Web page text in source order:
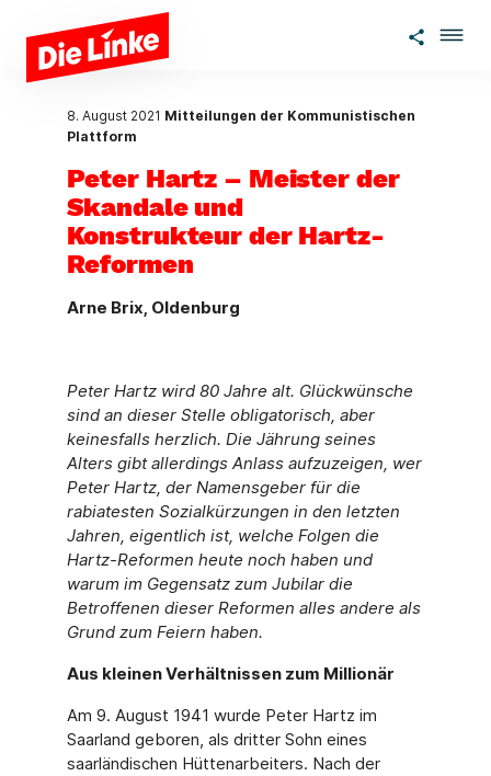
Zum Hauptinhalt springen
8. August 2021 Mitteilungen der Kommunistischen
Plattform
Peter Hartz – Meister der
Skandale und
Konstrukteur der Hartz-
Reformen
Arne Brix, Oldenburg
Peter Hartz wird 80 Jahre alt. Glückwünsche
sind an dieser Stelle obligatorisch, aber
keinesfalls herzlich. Die Jährung seines
Alters gibt allerdings Anlass aufzuzeigen, wer
Peter Hartz, der Namensgeber für die
rabiatesten Sozialkürzungen in den letzten
Jahren, eigentlich ist, welche Folgen die
Hartz-Reformen heute noch haben und
warum im Gegensatz zum Jubilar die
Betroffenen dieser Reformen alles andere als
Grund zum Feiern haben.
Aus kleinen Verhältnissen zum Millionär
Am 9. August 1941 wurde Peter Hartz im
Saarland geboren, als dritter Sohn eines
saarländischen Hüttenarbeiters. Nach der